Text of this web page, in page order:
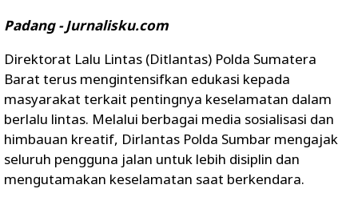
Padang - Jurnalisku.com
Direktorat Lalu Lintas (Ditlantas) Polda Sumatera
Barat terus mengintensifkan edukasi kepada
masyarakat terkait pentingnya keselamatan dalam
berlalu lintas. Melalui berbagai media sosialisasi dan
himbauan kreatif, Dirlantas Polda Sumbar mengajak
seluruh pengguna jalan untuk lebih disiplin dan
mengutamakan keselamatan saat berkendara.